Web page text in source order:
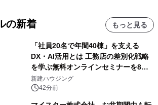
の新着 もっと見る
「社員20名で年間40棟」を支える
DX・AI活用とは 工務店の差別化戦略
を学ぶ無料オンラインセミナーを8月
20日に開催
新建ハウジング
42分前